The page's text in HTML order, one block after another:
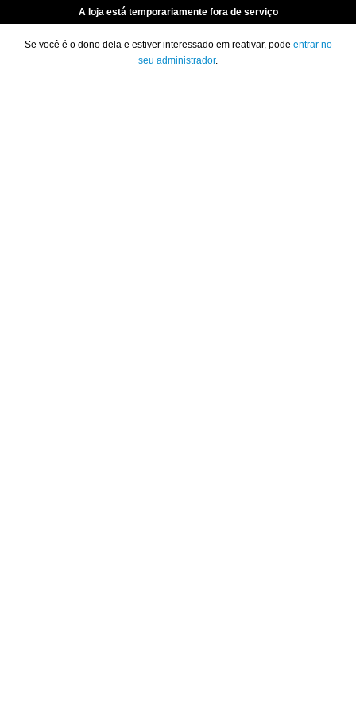
A loja está temporariamente fora de serviço
Se você é o dono dela e estiver interessado em reativar, pode entrar no
seu administrador.